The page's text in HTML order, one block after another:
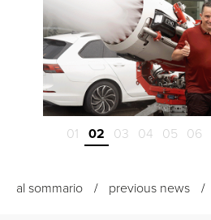
01 02 03 04 05 06
al sommario previous news